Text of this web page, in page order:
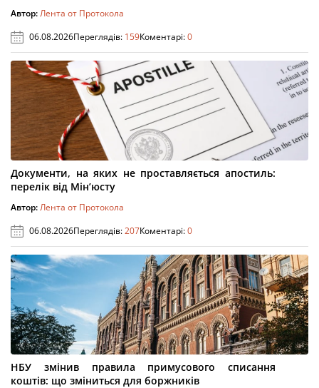
Автор:Лента от Протокола
06.08.2026Переглядів: 159Коментарі:0
Документи, на яких не проставляється апостиль:
перелік від Мін’юсту
Автор:Лента от Протокола
06.08.2026Переглядів:207Коментарі:0
НБУ змінив правила примусового списання
коштів: що зміниться для боржників